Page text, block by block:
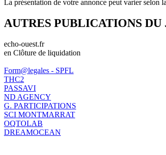
La présentation de votre annonce peut varier selon
AUTRES PUBLICATIONS DU
echo-ouest.fr
en Clôture de liquidation
Form@legales - SPFL
THC2
PASSAVI
ND AGENCY
G. PARTICIPATIONS
SCI MONTMARRAT
OQTOLAB
DREAMOCEAN